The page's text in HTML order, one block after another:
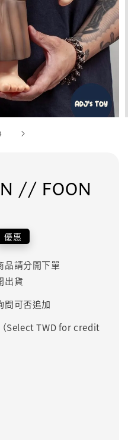
// FOON
優惠
品請分開下單
出貨
問可否追加
Select TWD for credit